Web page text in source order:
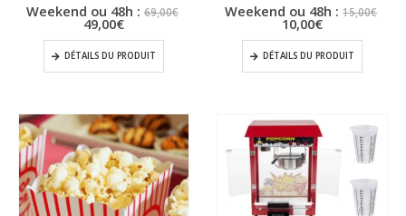
Weekend ou 48h :69,00€
49,00€Le
prix
actuel
est :
49,00€.
DÉTAILS DU PRODUIT
Weekend ou 48h :15,00€
10,00€Le
prix
actuel
est :
10,00€.
DÉTAILS DU PRODUIT